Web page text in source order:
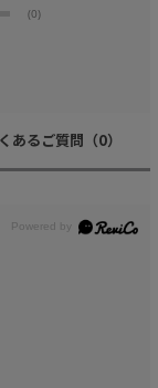
(0)
あるご質問 （0）